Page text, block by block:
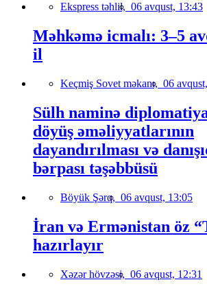
Ekspress təhlil, 06 avqust, 13:43
Məhkəmə icmalı: 3–5
il
Keçmiş Sovet məkanı, 06
Sülh naminə
döyüş əməliyyatlarının
dayandırılması və
bərpası təşəbbüsü
Böyük Şərq, 06 avqust, 13:05
İran və Ermənistan öz
hazırlayır
Xəzər hövzəsi, 06 avqust, 12:31